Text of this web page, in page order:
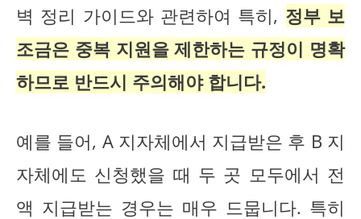
벽 정리 가이드와 관련하여 특히, 정부 보
조금은 중복 지원을 제한하는 규정이 명확
하므로 반드시 주의해야 합니다.
예를 들어, A 지자체에서 지급받은 후 B 지
자체에도 신청했을 때 두 곳 모두에서 전
액 지급받는 경우는 매우 드뭅니다. 특히